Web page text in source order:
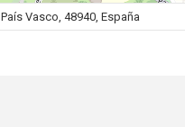
Vasco, 48940, España